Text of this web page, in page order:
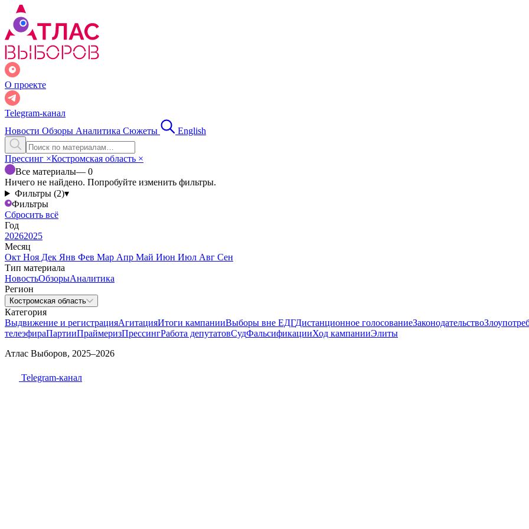
О проекте
Telegram-канал
Новости Обзоры Аналитика Сюжеты English
Прессинг ×Костромская область ×
Все материалы— 0
Ничего не найдено. Попробуйте изменить фильтры.
Фильтры (2)▾
Фильтры
Сбросить всё
Год
20262025
Месяц
Окт Ноя Дек Янв Фев Мар Апр Май Июн Июл Авг Сен
Тип материала
НовостьОбзорыАналитика
Регион
Костромская область
Категория
Выдвижение и регистрацияАгитацияИтоги кампанииВыборы вне ЕДГДистанционное голосованиеЗаконодательство
телеэфираПартииПраймеризПрессингРабота депутатовСудФальсификацииХод кампанииЭлиты
Атлас Выборов, 2025–2026
Telegram-канал